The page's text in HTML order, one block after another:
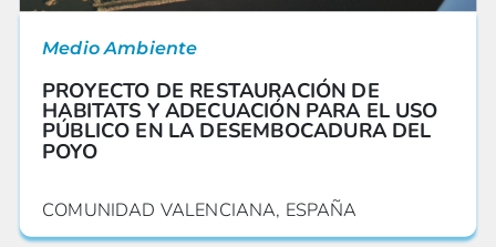
Medio Ambiente
PROYECTO DE RESTAURACIÓN DE
HABITATS Y ADECUACIÓN PARA EL USO
PÚBLICO EN LA DESEMBOCADURA DEL
POYO
COMUNIDAD VALENCIANA, ESPAÑA